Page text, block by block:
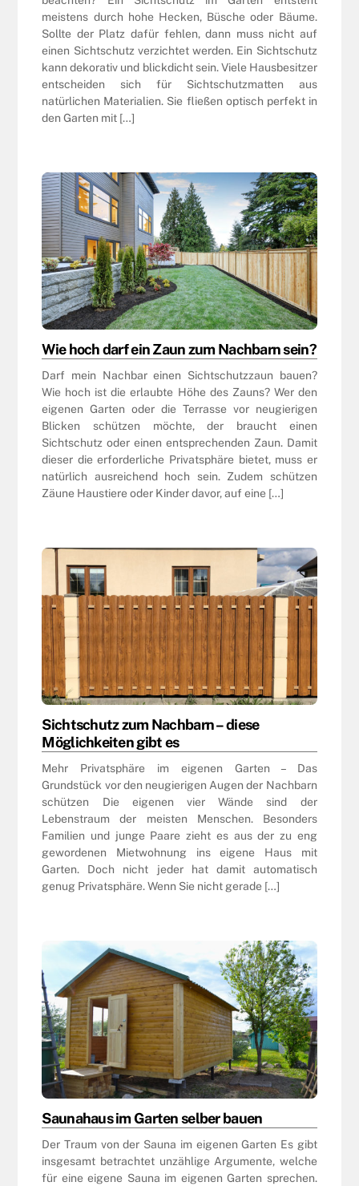
meistens durch hohe Hecken, Büsche oder Bäume.
Sollte der Platz dafür fehlen, dann muss nicht auf
einen Sichtschutz verzichtet werden. Ein Sichtschutz
kann dekorativ und blickdicht sein. Viele Hausbesitzer
entscheiden sich für Sichtschutzmatten aus
natürlichen Materialien. Sie fließen optisch perfekt in
den Garten mit […]
Wie hoch darf ein Zaun zum Nachbarn sein?
Darf mein Nachbar einen Sichtschutzzaun bauen?
Wie hoch ist die erlaubte Höhe des Zauns? Wer den
eigenen Garten oder die Terrasse vor neugierigen
Blicken schützen möchte, der braucht einen
Sichtschutz oder einen entsprechenden Zaun. Damit
dieser die erforderliche Privatsphäre bietet, muss er
natürlich ausreichend hoch sein. Zudem schützen
Zäune Haustiere oder Kinder davor, auf eine […]
Sichtschutz zum Nachbarn – diese
Möglichkeiten gibt es
Mehr Privatsphäre im eigenen Garten – Das
Grundstück vor den neugierigen Augen der Nachbarn
schützen Die eigenen vier Wände sind der
Lebenstraum der meisten Menschen. Besonders
Familien und junge Paare zieht es aus der zu eng
gewordenen Mietwohnung ins eigene Haus mit
Garten. Doch nicht jeder hat damit automatisch
genug Privatsphäre. Wenn Sie nicht gerade […]
Saunahaus im Garten selber bauen
Der Traum von der Sauna im eigenen Garten Es gibt
insgesamt betrachtet unzählige Argumente, welche
für eine eigene Sauna im eigenen Garten sprechen.